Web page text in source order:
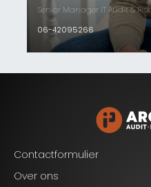
Senior Manager IT Audit & Risk
06-42095266
Contactformulier
Over ons